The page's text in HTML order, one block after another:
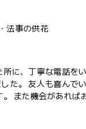
法事の供花
に、丁寧な電話を
た。 友人も喜んで
また機会があれば